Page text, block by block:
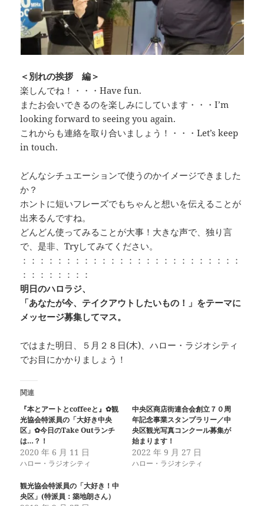
＜別れの挨拶 編＞
楽しんでね！・・・Have fun.
またお会いできるのを楽しみにしています・・・I’m
looking forward to seeing you again.
これからも連絡を取り合いましょう！・・・Let’s keep
in touch.
どんなシチュエーションで使うのかイメージできました
か？
ホントに短いフレーズでもちゃんと想いを伝えることが
出来るんですね。
どんどん使ってみることが大事！大きな声で、独り言
で、是非、Tryしてみてください。
：：：：：：：：：：：：：：：：：：：：：：：：：
：：：：：：：：
明日のハロラジ、
「あなたが今、テイクアウトしたいもの！」をテーマに
メッセージ募集してマス。
ではまた明日、５月２８日(木)、ハロー・ラジオシティ
でお目にかかりましょう！
関連
『本とアートとcoffeeと』✿観
光協会特派員の「大好き中央
区」✿今日のTake Outランチ
は…？！
2020 年 6 月 11 日
ハロー・ラジオシティ
中央区商店街連合会創立７０周
年記念事業スタンプラリー／中
央区観光写真コンクール募集が
始まります！
2022 年 9 月 27 日
ハロー・ラジオシティ
観光協会特派員の「大好き！中
央区」(特派員：築地朗さん）